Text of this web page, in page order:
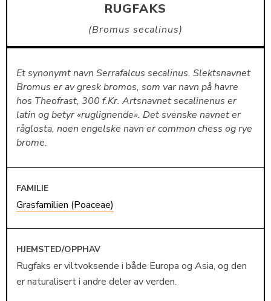
RUGFAKS
Bromus secalinus
Et synonymt navn Serrafalcus secalinus. Slektsnavnet
Bromus er av gresk bromos, som var navn på havre
hos Theofrast, 300 f.Kr. Artsnavnet secalinenus er
latin og betyr «ruglignende». Det svenske navnet er
råglosta, noen engelske navn er common chess og rye
brome.
FAMILIE
Grasfamilien (Poaceae)
HJEMSTED/OPPHAV
Rugfaks er viltvoksende i både Europa og Asia, og den
er naturalisert i andre deler av verden.